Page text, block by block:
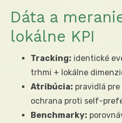
Dáta a
lokálne KPI
Tracking: identické
trhmi + lokálne
Atribúcia: pravidlá
ochrana proti self-
Benchmarky: